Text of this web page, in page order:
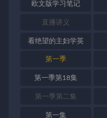
欧文版学习笔记
直播讲义
看绝望的主妇学英
语
第一季
第一季第18集
第一季第二集
第一集